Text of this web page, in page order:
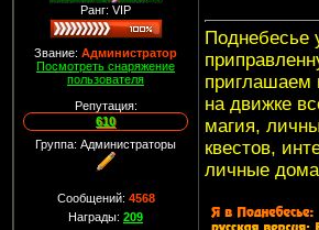
Ранг: VIP
Звание: Администратор
Посмотреть снаряжение
пользователя
Репутация:
610
Группа: Администраторы
Сообщений: 4568
Награды: 209
Поднебесье
приглашаем
на движке
магия,
квестов,
личные